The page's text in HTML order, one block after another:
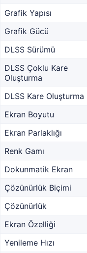
Grafik Yapısı
Grafik Gücü
DLSS Sürümü
DLSS Çoklu Kare
Oluşturma
DLSS Kare Oluşturma
Ekran Boyutu
Ekran Parlaklığı
Renk Gamı
Dokunmatik Ekran
Çözünürlük Biçimi
Çözünürlük
Ekran Özelliği
Yenileme Hızı